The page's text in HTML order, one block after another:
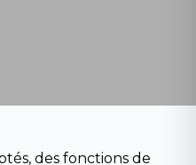
des fonctions de